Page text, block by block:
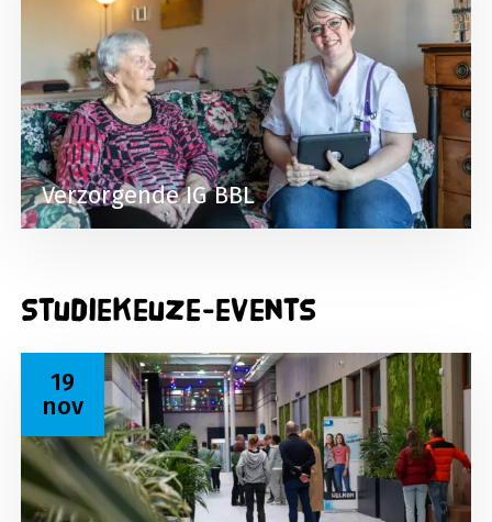
Verzorgende IG BBL
Studiekeuze-events
19
nov
Lees meer over Open dag 19 november 2026